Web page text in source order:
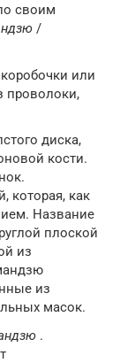
своим
/
или
проволоки,
диска,
кости.
которая, как
Название
плоской
из
из
масок.
.